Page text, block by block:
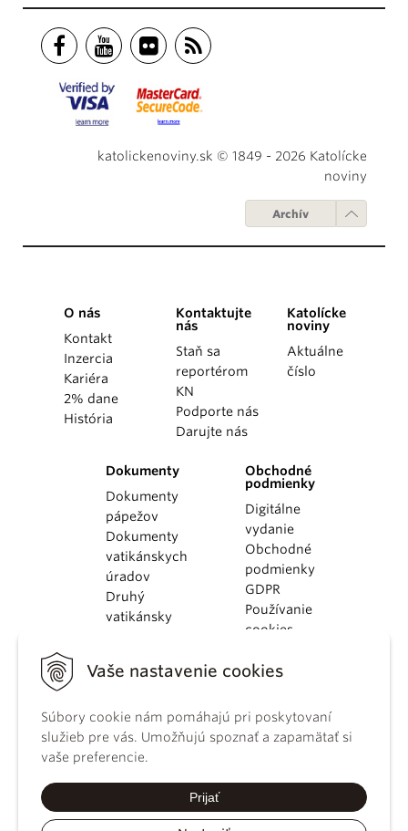
Vaše nastavenie cookies
Súbory cookie nám pomáhajú pri poskytovaní
služieb pre vás. Umožňujú spoznať a zapamätať si
vaše preferencie.
Prijať
katolickenoviny.sk © 1849 - 2026 Katolícke
noviny
Archív
O nás
Kontakt
Inzercia
Kariéra
2% dane
História
Kontaktujte
nás
Staň sa
reportérom
KN
Podporte nás
Darujte nás
Katolícke
noviny
Aktuálne
číslo
Dokumenty
Dokumenty
pápežov
Dokumenty
vatikánskych
úradov
Druhý
vatikánsky
KBS
kánonického
práva
Katechizmus
Obchodné
podmienky
Digitálne
vydanie
Obchodné
podmienky
GDPR
Používanie
cookies